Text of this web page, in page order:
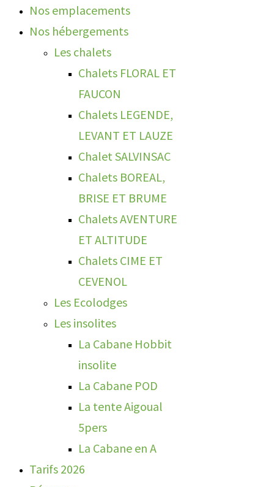
Nos emplacements
Nos hébergements
Les chalets
Chalets FLORAL ET
FAUCON
Chalets LEGENDE,
LEVANT ET LAUZE
Chalet SALVINSAC
Chalets BOREAL,
BRISE ET BRUME
Chalets AVENTURE
ET ALTITUDE
Chalets CIME ET
CEVENOL
Les Ecolodges
Les insolites
La Cabane Hobbit
insolite
La Cabane POD
La tente Aigoual
5pers
La Cabane en A
Tarifs 2026